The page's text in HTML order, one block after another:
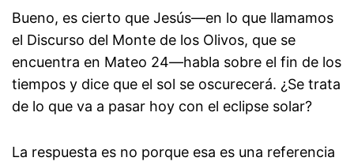
Bueno, es cierto que Jesús—en lo que llamamos
el Discurso del Monte de los Olivos, que se
encuentra en Mateo 24—habla sobre el fin de los
tiempos y dice que el sol se oscurecerá. ¿Se trata
de lo que va a pasar hoy con el eclipse solar?
La respuesta es no porque esa es una referencia